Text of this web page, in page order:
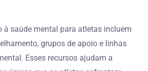
à saúde mental para atletas incluem
grupos de apoio e linhas
Esses recursos ajudam a